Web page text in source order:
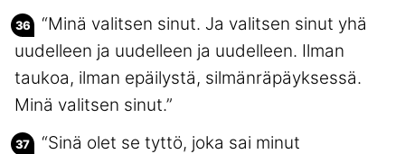
“Minä valitsen sinut. Ja valitsen sinut yhä
uudelleen ja uudelleen ja uudelleen. Ilman
taukoa, ilman epäilystä, silmänräpäyksessä.
Minä valitsen sinut.”
“Sinä olet se tyttö, joka sai minut